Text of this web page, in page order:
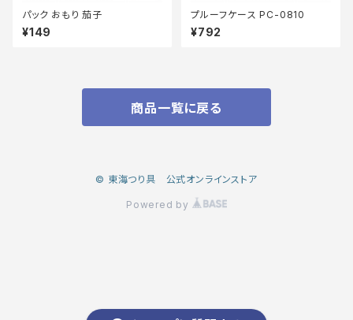
パック おもり 茄子
¥149
プルーフケース PC-0810
¥792
商品一覧に戻る
© 東海つり具 公式オンラインストア
Powered by